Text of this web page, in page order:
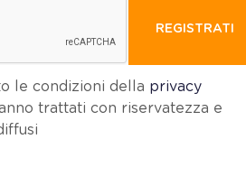
REGISTRATI
le condizioni della privacy
trattati con riservatezza e